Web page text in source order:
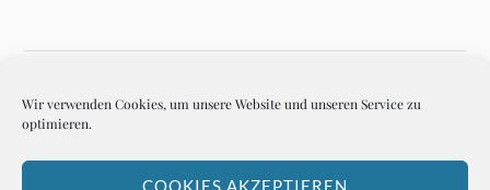
Wir verwenden Cookies, um unsere Website und unseren Service zu
optimieren.
COOKIES AKZEPTIEREN
BLOGROLL
Autoren-Brief